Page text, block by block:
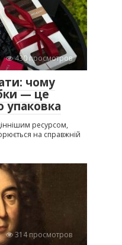
430 просмотров
чому
— це
упаковка
ресурсом,
на справжній
314 просмотров